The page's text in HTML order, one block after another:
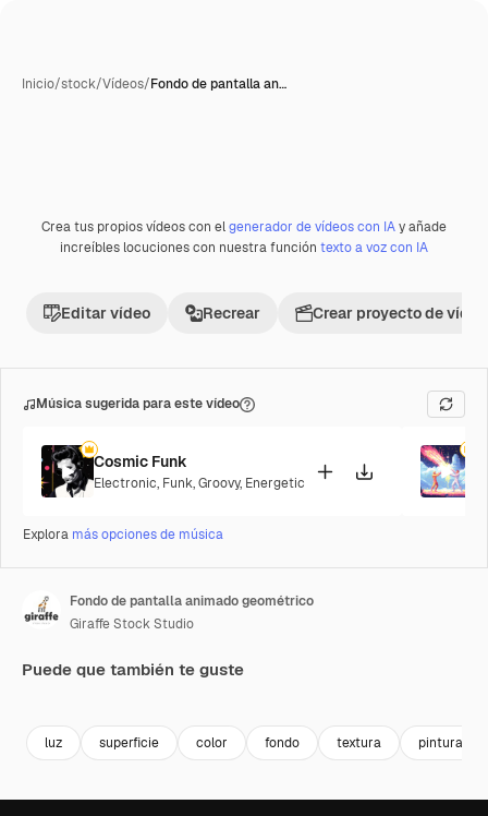
Inicio/stock/Vídeos/Fondo de pantalla an…
Premium
Crea tus propios vídeos con elgenerador de vídeos con IAy añade
increíbles locuciones con nuestra función texto a voz con IA
Editar vídeo Recrear Crear proyecto de vídeo
Música sugerida para este vídeo
Cosmic Funk
Electronic, Funk,Groovy, Energetic
Explora más opciones de música
Fondo de pantalla animado geométrico
Giraffe Stock Studio
Puede que también te guste
luz superficie color fondo textura pintura